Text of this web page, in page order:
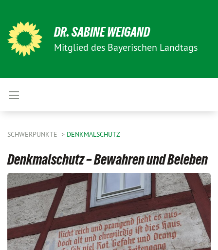
DR. SABINE WEIGAND
Mitglied des Bayerischen Landtags
SCHWERPUNKTE DENKMALSCHUTZ
Denkmalschutz – Bewahren und Beleben